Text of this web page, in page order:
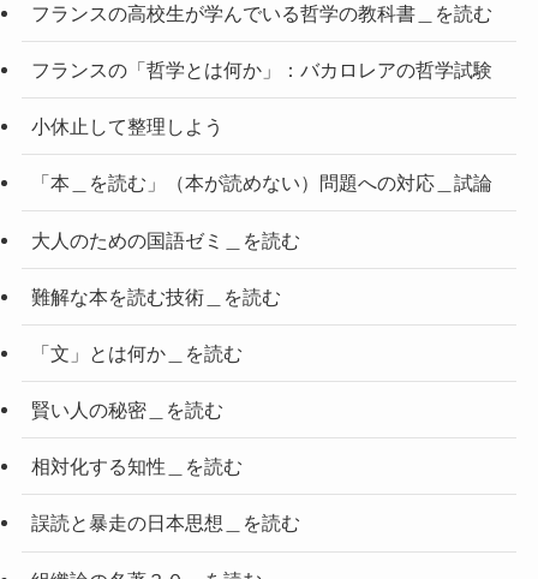
フランスの高校生が学んでいる哲学の教科書＿を読む
フランスの「哲学とは何か」：バカロレアの哲学試験
小休止して整理しよう
「本＿を読む」（本が読めない）問題への対応＿試論
大人のための国語ゼミ＿を読む
難解な本を読む技術＿を読む
「文」とは何か＿を読む
賢い人の秘密＿を読む
相対化する知性＿を読む
誤読と暴走の日本思想＿を読む